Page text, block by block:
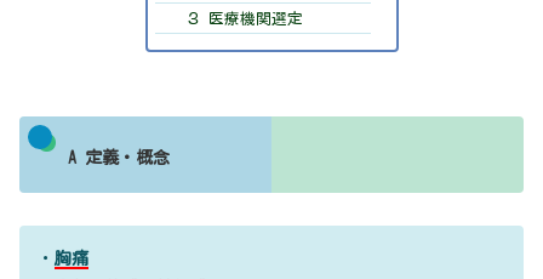
３ 医療機関選定
A 定義・概念
・ 胸痛